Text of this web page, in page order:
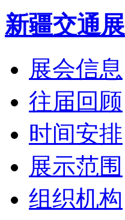
新疆交通展
展会信息
往届回顾
时间安排
展示范围
组织机构